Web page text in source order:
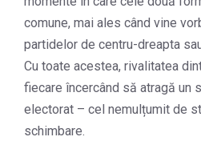
comune, mai ales când vine
partidelor de centru-dreapta
Cu toate acestea, rivalitatea
fiecare încercând să atragă un
electorat – cel nemulțumit de
schimbare.